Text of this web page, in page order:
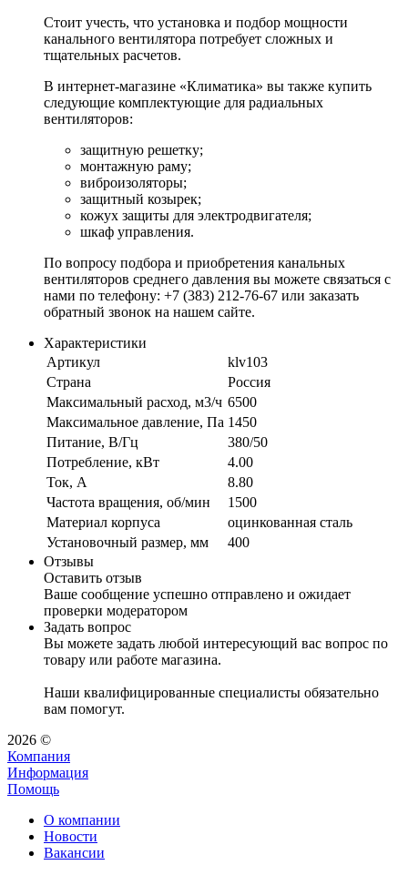
Стоит учесть, что установка и подбор мощности
канального вентилятора потребует сложных и
тщательных расчетов.
В интернет-магазине «Климатика» вы также купить
следующие комплектующие для радиальных
вентиляторов:
защитную решетку;
монтажную раму;
виброизоляторы;
защитный козырек;
кожух защиты для электродвигателя;
шкаф управления.
По вопросу подбора и приобретения канальных
вентиляторов среднего давления вы можете связаться с
нами по телефону: +7 (383) 212-76-67 или заказать
обратный звонок на нашем сайте.
Характеристики
Артикул
klv103
Страна
Россия
Максимальный расход, м3/ч 6500
Максимальное давление, Па 1450
Питание, В/Гц
380/50
Потребление, кВт
4.00
Ток, А
8.80
Частота вращения, об/мин
1500
Материал корпуса
оцинкованная сталь
Установочный размер, мм
400
Отзывы
Оставить отзыв
Ваше сообщение успешно отправлено и ожидает
проверки модератором
Задать вопрос
Вы можете задать любой интересующий вас вопрос по
товару или работе магазина.
Наши квалифицированные специалисты обязательно
вам помогут.
2026 ©
Компания
Информация
Помощь
О компании
Новости
Вакансии